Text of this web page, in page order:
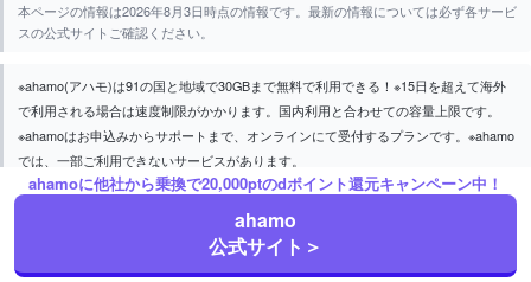
本ページの情報は2026年8月3日時点の情報です。最新の情報については必ず各サービ
スの公式サイトご確認ください。
※ahamo(アハモ)は91の国と地域で30GBまで無料で利用できる！※15日を超えて海外
で利用される場合は速度制限がかかります。国内利用と合わせての容量上限です。
※ahamoはお申込みからサポートまで、オンラインにて受付するプランです。※ahamo
では、一部ご利用できないサービスがあります。
ahamoに他社から乗換で20,000ptのdポイント還元キャンペーン中！
ahamo
公式サイト＞